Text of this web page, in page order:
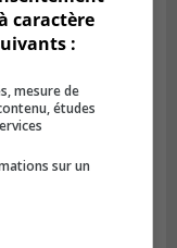
caractère
:
mesure de
études
sur un